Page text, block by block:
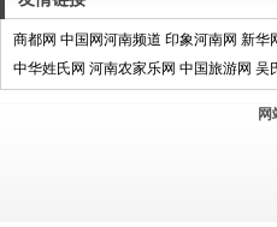
商都网 中国网河南频道 印象河南网 新华
中华姓氏网 河南农家乐网 中国旅游网 吴
网